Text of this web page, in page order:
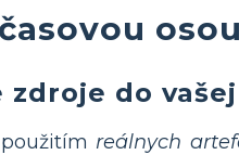
do
reálnych